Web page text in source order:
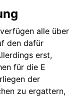
alle über
den dafür
erst,
für die E
der
zu ergattern,